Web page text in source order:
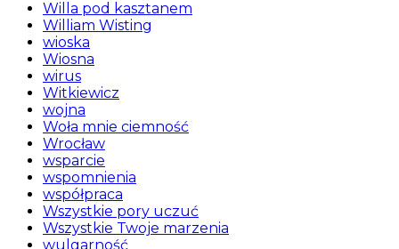
Willa pod kasztanem
William Wisting
wioska
Wiosna
wirus
Witkiewicz
wojna
Woła mnie ciemność
Wrocław
wsparcie
wspomnienia
współpraca
Wszystkie pory uczuć
Wszystkie Twoje marzenia
wulgarność